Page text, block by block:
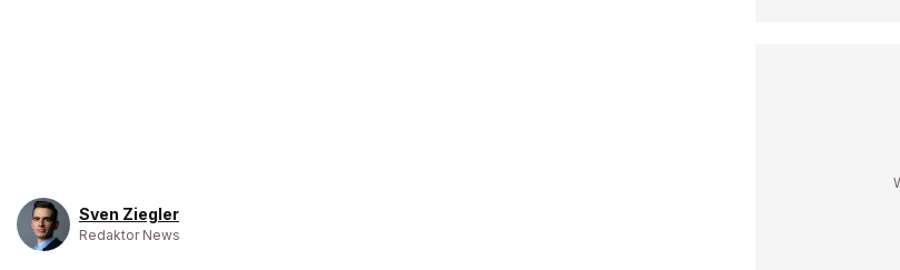
Sven Ziegler
Redaktor News